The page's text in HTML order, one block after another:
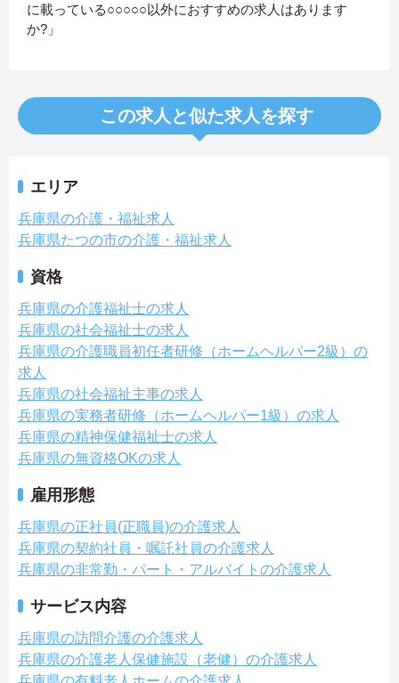
に載っている○○○○○以外におすすめの求人はあります
か?」
この求人と似た求人を探す
エリア
兵庫県の介護・福祉求人
兵庫県たつの市の介護・福祉求人
資格
兵庫県の介護福祉士の求人
兵庫県の社会福祉士の求人
兵庫県の介護職員初任者研修（ホームヘルパー2級）の
求人
兵庫県の社会福祉主事の求人
兵庫県の実務者研修（ホームヘルパー1級）の求人
兵庫県の精神保健福祉士の求人
兵庫県の無資格OKの求人
雇用形態
兵庫県の正社員(正職員)の介護求人
兵庫県の契約社員・嘱託社員の介護求人
兵庫県の非常勤・パート・アルバイトの介護求人
サービス内容
兵庫県の訪問介護の介護求人
兵庫県の介護老人保健施設（老健）の介護求人